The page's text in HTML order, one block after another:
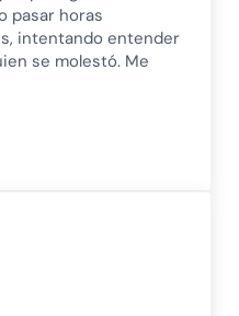
pasar horas
intentando entender
se molestó. Me
en mujeres: cómo